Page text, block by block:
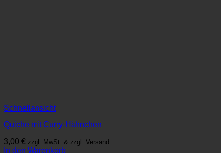
Schnellansicht
Quiche mit Curry-Hähnchen
3,00 € zzgl. MwSt. & zzgl. Versand.
In den Warenkorb